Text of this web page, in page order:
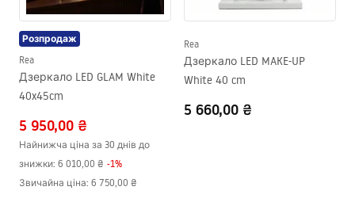
Розпродаж
Rea
Дзеркало LED GLAM White
40x45cm
5 950,00 ₴
Найнижча ціна за 30 днів до
знижки: 6 010,00 ₴ -1%
Звичайна ціна: 6 750,00 ₴
Rea
Дзеркало LED MAKE-UP
White 40 cm
5 660,00 ₴